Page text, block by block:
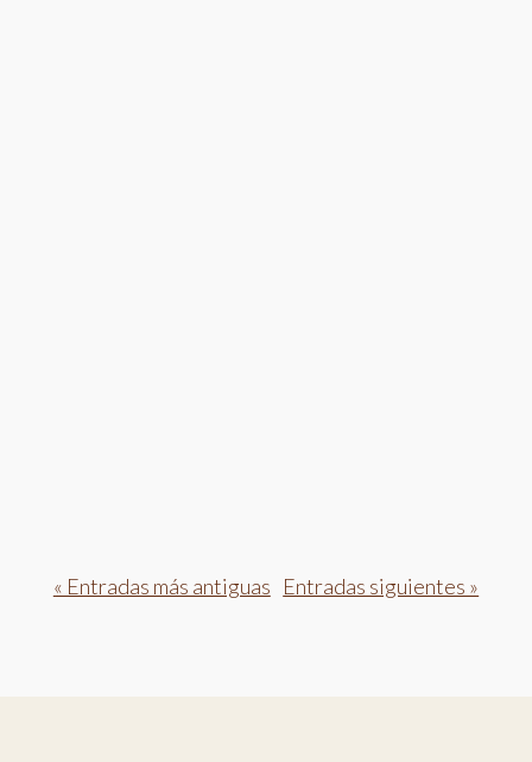
« Entradas más antiguas Entradas siguientes »